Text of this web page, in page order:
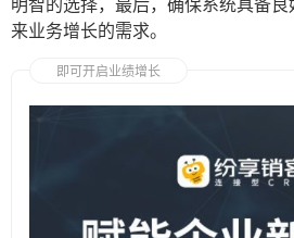
明智的选择，最后，确保系统具备
来业务增长的需求。
即可开启业绩增长